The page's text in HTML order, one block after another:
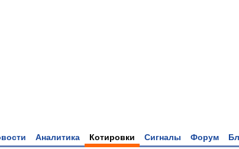
Аналитика Котировки Сигналы Форум